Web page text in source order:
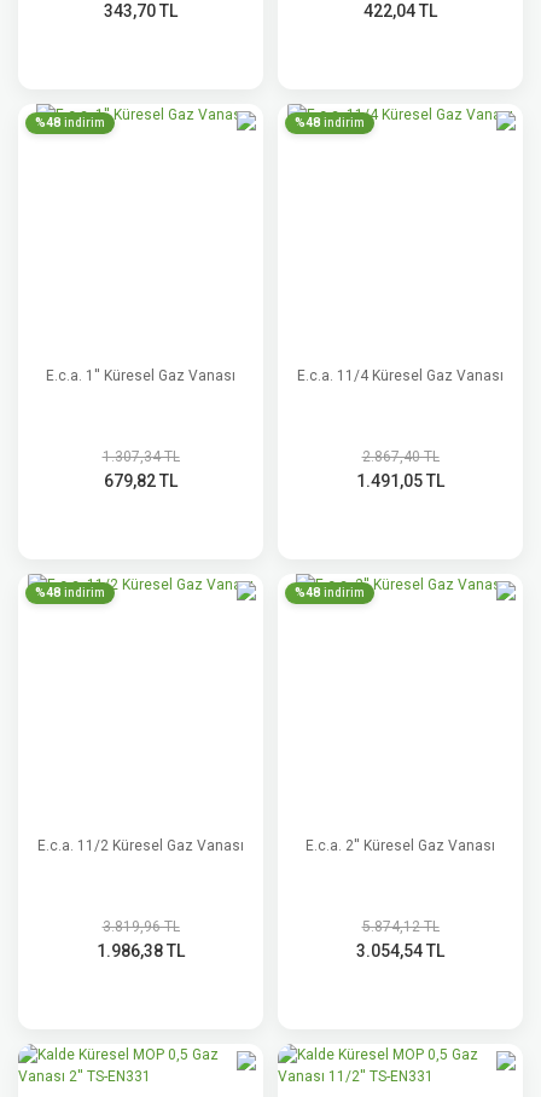
343,70 TL 422,04 TL
%48 indirim
E.c.a. 1'' Küresel Gaz Vanası
1.307,34 TL
679,82 TL
%48 indirim
E.c.a. 11/4 Küresel Gaz Vanası
2.867,40 TL
1.491,05 TL
%48 indirim
E.c.a. 11/2 Küresel Gaz Vanası
3.819,96 TL
1.986,38 TL
%48 indirim
E.c.a. 2'' Küresel Gaz Vanası
5.874,12 TL
3.054,54 TL